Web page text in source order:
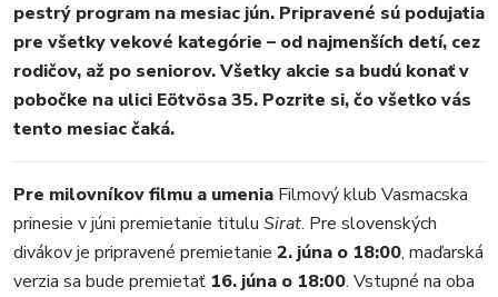
FOTKY
VIDEO
MIX
pestrý program na mesiac jún. Pripravené sú podujatia
pre všetky vekové kategórie – od najmenších detí, cez
rodičov, až po seniorov. Všetky akcie sa budú konať v
pobočke na ulici Eötvösa 35. Pozrite si, čo všetko vás
tento mesiac čaká.
Pre milovníkov filmu a umenia Filmový klub Vasmacska
prinesie v júni premietanie titulu Sirat. Pre slovenských
divákov je pripravené premietanie 2. júna o 18:00, maďarská
verzia sa bude premietať 16. júna o 18:00. Vstupné na oba